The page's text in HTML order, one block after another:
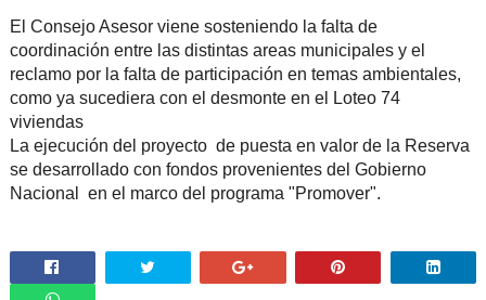
El Consejo Asesor viene sosteniendo la falta de
coordinación entre las distintas areas municipales y el
reclamo por la falta de participación en temas ambientales,
como ya sucediera con el desmonte en el Loteo 74
viviendas
La ejecución del proyecto de puesta en valor de la Reserva
se desarrollado con fondos provenientes del Gobierno
Nacional en el marco del programa "Promover".